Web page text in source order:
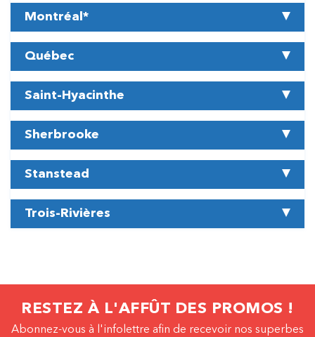
Montréal*
Québec
Saint-Hyacinthe
Sherbrooke
Stanstead
Trois-Rivières
RESTEZ À L'AFFÛT DES PROMOS !
Abonnez-vous à l'infolettre afin de recevoir nos superbes